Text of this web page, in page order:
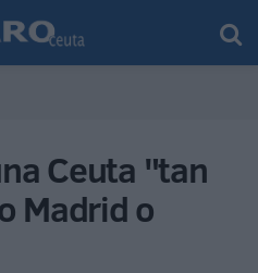
Ceuta "tan
Madrid o